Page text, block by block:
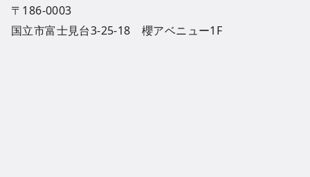
〒186-0003
国立市富士見台3-25-18 櫻アベニュー1F